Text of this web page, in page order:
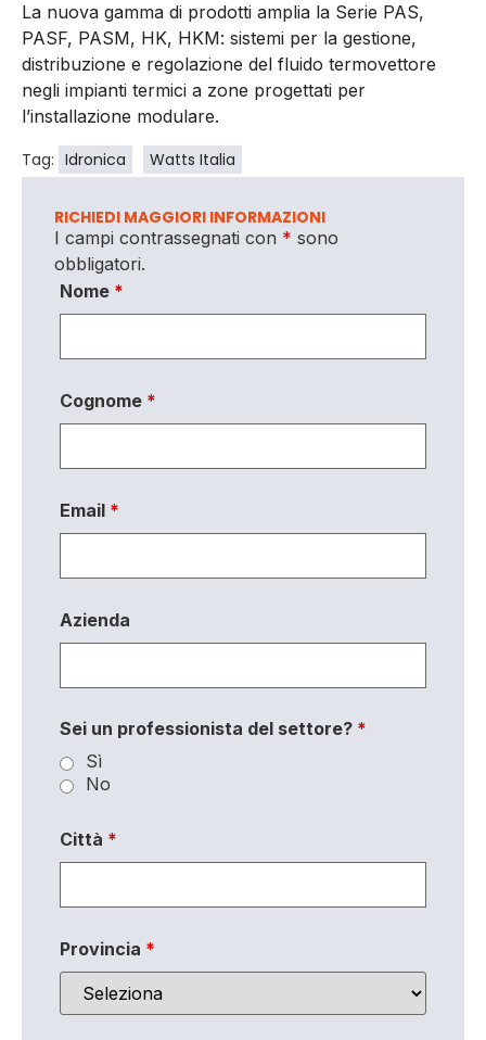
La nuova gamma di prodotti amplia la Serie PAS,
PASF, PASM, HK, HKM: sistemi per la gestione,
distribuzione e regolazione del fluido termovettore
negli impianti termici a zone progettati per
l’installazione modulare.
Tag: Idronica Watts Italia
RICHIEDI MAGGIORI INFORMAZIONI
I campi contrassegnati con * sono
obbligatori.
Nome *
Cognome *
Email *
Azienda
Sei un professionista del settore? *
Sì
No
Città *
Provincia *